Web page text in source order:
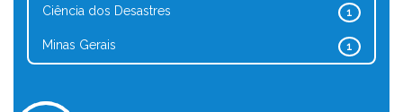
1
Ciência dos Desastres
1
Minas Gerais